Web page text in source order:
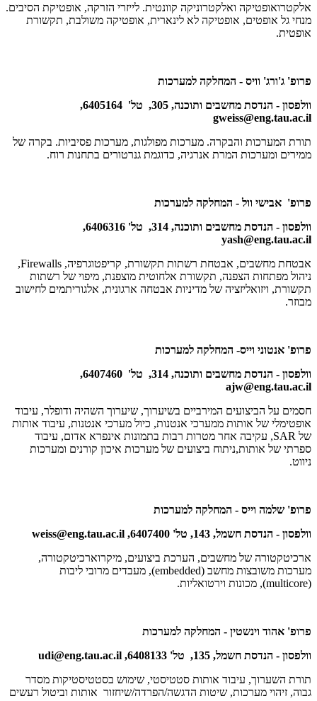
אלקטרואופטיקה ואלקטרוניקה קוונטית. לייזרי הזרקה, אופטיקת הסיבים.
מנחי גל אופטים, אופטיקה לא לינארית, אופטיקה משולבת, תקשורת
אופטית.
פרופ' ג'ורג' וויס - המחלקה למערכות
וולפסון - הנדסת מחשבים ותוכנה, 305, טל' 6405164,
gweiss@eng.tau.ac.il
תורת המערכות והבקרה. מערכות מפולגות, מערכות פסיביות. בקרה של
ממירים ומערכות המרת אנרגיה, כדוגמת גנרטורים בתחנות רוח.
פרופ' אבישי וול - המחלקה למערכות
וולפסון - הנדסת מחשבים ותוכנה, 314, טל' 6406316,
yash@eng.tau.ac.il
אבטחת מחשבים, אבטחת רשתות תקשורת, קריפטוגרפיה, Firewalls
,
ניהול מפתחות הצפנה, תקשורת אלחוטית מוצפנת, מיפוי של רשתות
תקשורת, ויזואליזציה של מדיניות אבטחה ארגונית, אלגוריתמים לחישוב
מבוזר.
פרופ' אנטוני וייס- המחלקה למערכות
וולפסון - הנדסת מחשבים ותוכנה, 314, טל' 6407460,
ajw@eng.tau.ac.il
חסמים על הביצועים המירביים בשיערוך, שיערוך השהיה ודופלר, עיבוד
אופטימלי של אותות ממערכי אנטנות, כיול מערכי אנטנות, עיבוד אותות
של SAR, עקיבה אחר מטרות רבות בתמונות אינפרא אדום, עיבוד
ספרתי של אותות,ניתוח ביצועים של מערכות איכון קורנים ומערכות
ניווט.
פרופ' שלמה וייס - המחלקה למערכות
וולפסון - הנדסת חשמל, 143, טל' 6407400,
weiss@eng.tau.ac.il
ארכיטקטורה של מחשבים, הערכת ביצועים, מיקרוארכיטקטורה,
מערכות משובצות מחשב (embedded), מעבדים מרובי ליבות
(multicore), מכונות וירטואליות.
פרופ' אהוד וינשטין - המחלקה למערכות
וולפסון - הנדסת חשמל, 135, טל' 6408133,
udi@eng.tau.ac.il
תורת השערוך, עיבוד אותות סטטיסטי, שימוש בסטטיסטיקות מסדר
גבוה, זיהוי מערכות, שיטות הדגשה/הפרדה/שיחזור אותות וביטול רעשים